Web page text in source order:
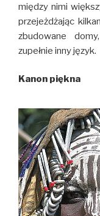
między nimi
przejeżdżając
zbudowane
zupełnie inny język.
Kanon piękna